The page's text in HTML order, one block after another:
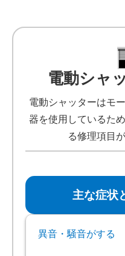
電動シャ
電動シャッターはモ
器を使用しているた
る修理項目
主な症状
異音・騒音がする